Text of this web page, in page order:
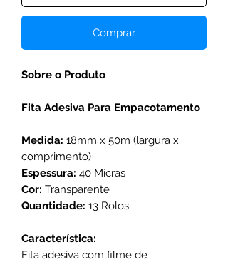
Comprar
Sobre o Produto
Fita Adesiva Para Empacotamento
Medida: 18mm x 50m (largura x
comprimento)
Espessura: 40 Micras
Cor: Transparente
Quantidade: 13 Rolos
Característica:
Fita adesiva com filme de